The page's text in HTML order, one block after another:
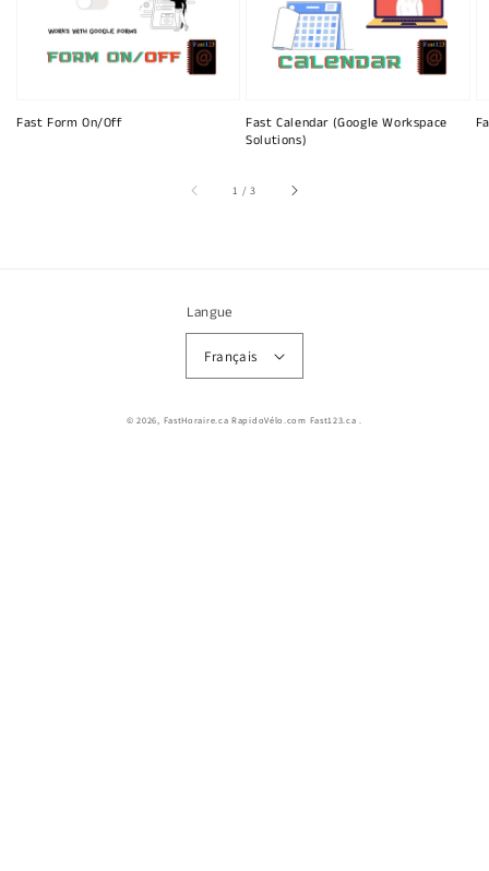
Fast Form On/Off
Fast Calendar (Google Workspace
Solutions)
1 /sur
3
Langue
Français
© 2026, FastHoraire.ca RapidoVélo.com Fast123.ca .